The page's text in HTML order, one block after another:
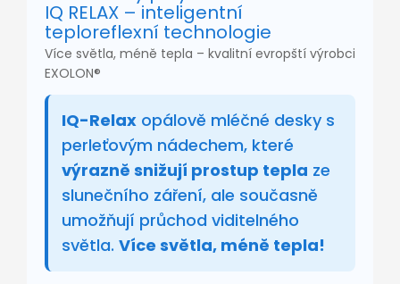
IQ RELAX – inteligentní
teploreflexní technologie
Více světla, méně tepla – kvalitní evropští výrobci
EXOLON®
IQ-Relax opálově mléčné desky s
perleťovým nádechem, které
výrazně snižují prostup tepla ze
slunečního záření, ale současně
umožňují průchod viditelného
světla. Více světla, méně tepla!